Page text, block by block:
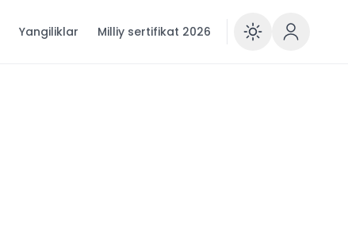
Yangiliklar Milliy sertifikat 2026